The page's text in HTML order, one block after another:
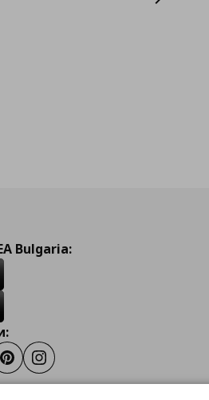
Bulgaria:
PinterestInstagram